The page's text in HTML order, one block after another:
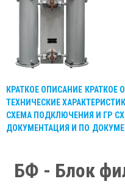
КРАТКОЕ ОПИСАНИЕ КРАТКОЕ
ТЕХНИЧЕСКИЕ
СХЕМА ПОДКЛЮЧЕНИЯ И ГР
ДОКУМЕНТАЦИЯ И ПО
БФ - Блок